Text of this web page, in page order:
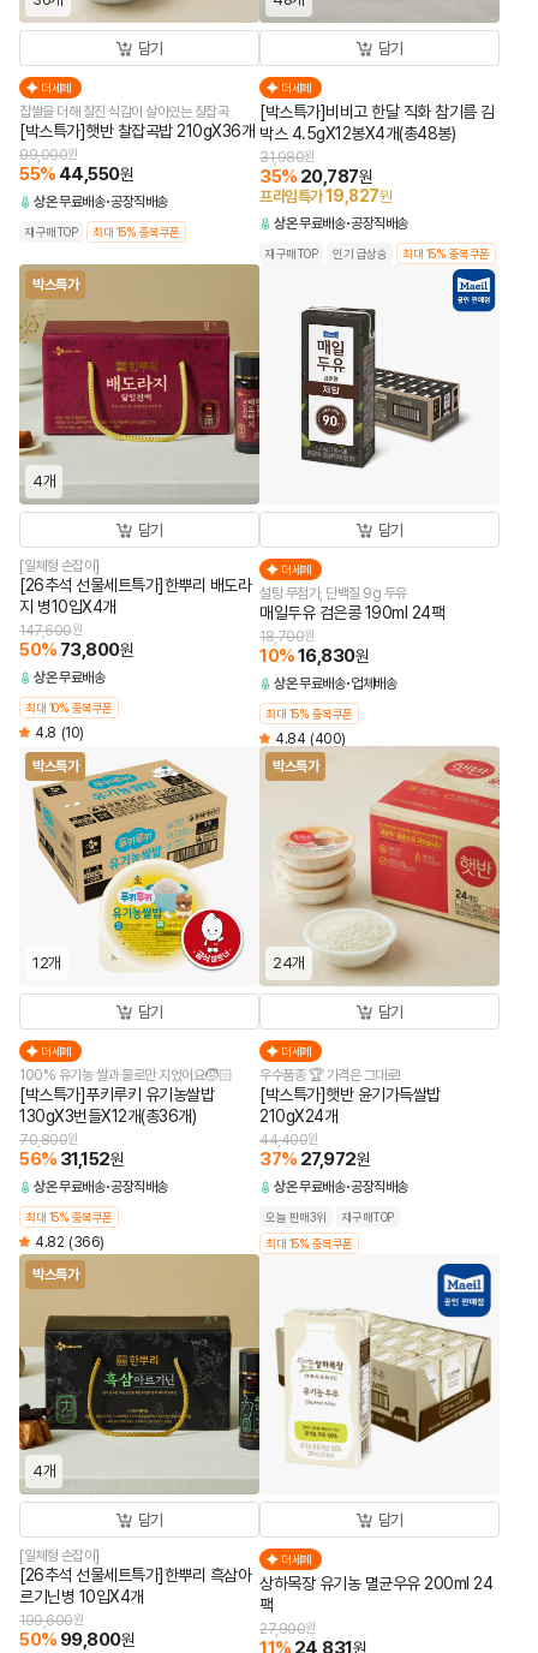
담기
더세페
찹쌀을 더해 찰진 식감이 살아있는 찰잡곡
[박스특가]햇반 찰잡곡밥 210gX36개
99,000원
55% 44,550원
상온무료배송 공장직배송
재구매TOP 최대 15% 중복쿠폰
담기
더세페
[박스특가]비비고 한달 직화 참기름 김
박스 4.5gX12봉X4개(총48봉)
31,980원
35% 20,787원
프라임특가19,827원
상온무료배송 공장직배송
재구매TOP 인기 급상승 최대 15% 중복쿠폰
박스특가
4개
담기
[일체형 손잡이]
[26추석 선물세트특가]한뿌리 배도라
지 병10입X4개
147,600원
50% 73,800원
상온무료배송
최대 10% 중복쿠폰
4.8 (10)
담기
더세페
설탕 무첨가, 단백질 9g 두유
매일두유 검은콩 190ml 24팩
18,700원
10%16,830원
상온무료배송 업체배송
최대 15% 중복쿠폰
4.84 (400)
박스특가
12개
담기
더세페
100% 유기농 쌀과 물로만 지었어요🧒🏻
[박스특가]푸키루키 유기농쌀밥
130gX3번들X12개(총36개)
70,800원
56% 31,152원
상온무료배송 공장직배송
최대 15% 중복쿠폰
4.82 (366)
박스특가
24개
담기
더세페
우수품종 🏆 가격은 그대로!
[박스특가]햇반 윤기가득쌀밥
210gX24개
44,400원
37% 27,972원
상온무료배송 공장직배송
오늘 판매3위
재구매TOP
최대 15% 중복쿠폰
박스특가
4개
담기
[일체형 손잡이]
[26추석 선물세트특가]한뿌리 흑삼아
르기닌병 10입X4개
199,600원
50% 99,800원
담기
더세페
상하목장 유기농 멸균우유 200ml 24
팩
27,900원
11% 24,831원